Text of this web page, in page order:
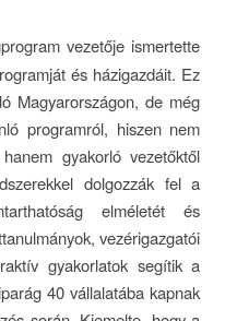
vezetője ismertette
és házigazdáit. Ez
Magyarországon, de még
programról, hiszen nem
gyakorló vezetőktől
dolgozzák fel a
elméletét és
vezérigazgatói
gyakorlatok segítik a
40 vállalatába kapnak